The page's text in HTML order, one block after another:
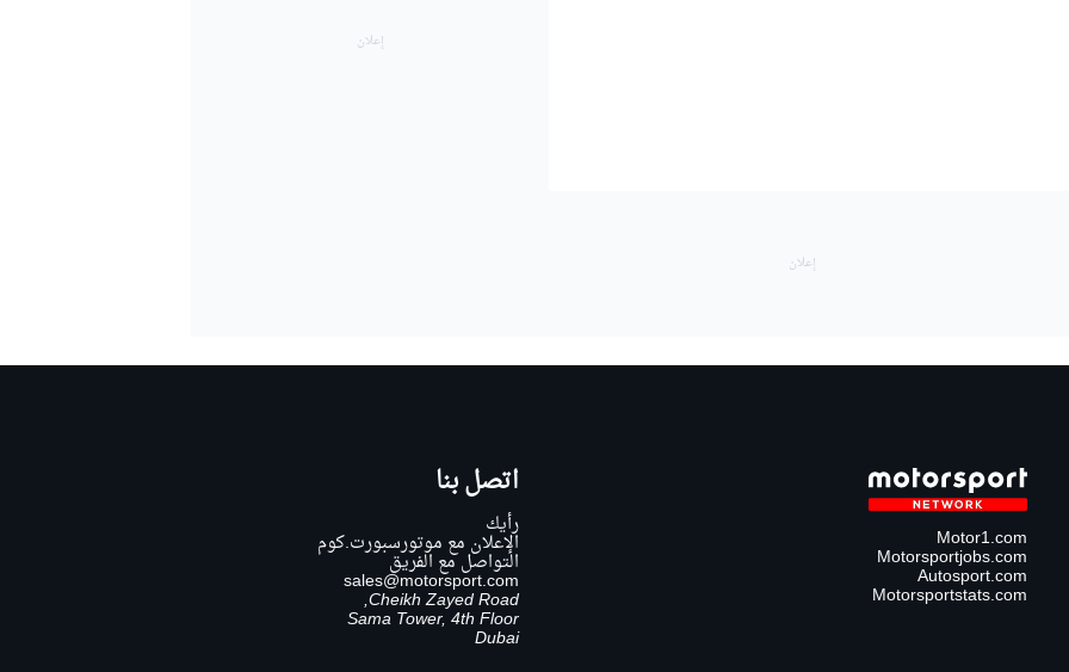
Motor1.com
Motorsportjobs.com
Autosport.com
Motorsportstats.com
اتصل بنا
رأيك
الإعلان مع موتورسبورت.كوم
التواصل مع الفريق
sales@motorsport.com
Cheikh Zayed Road,
Sama Tower, 4th Floor
Dubai